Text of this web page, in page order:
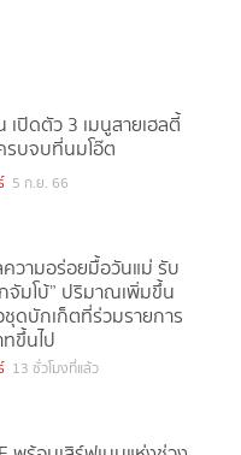
เปิดตัว 3 เมนูสายเฮลตี้
รบจบที่นมโอ๊ต
5 ก.ย. 66
ความอร่อยมื้อวันแม่ รับ
จัมโบ้” ปริมาณเพิ่มขึ้น
ชุดบักเก็ตที่ร่วมรายการ
ขึ้นไป
13 ชั่วโมงที่แล้ว